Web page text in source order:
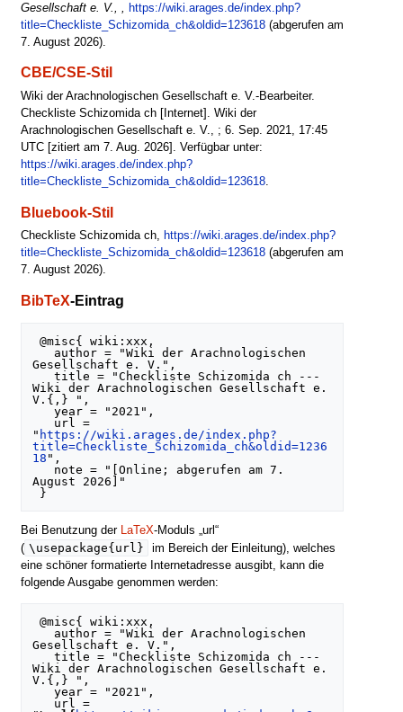
Gesellschaft e. V., , https://wiki.arages.de/index.php?
title=Checkliste_Schizomida_ch&oldid=123618(abgerufen am
7. August 2026).
CBE/CSE-Stil
Wiki der Arachnologischen Gesellschaft e. V.-Bearbeiter.
Checkliste Schizomida ch [Internet]. Wiki der
Arachnologischen Gesellschaft e. V., ; 6. Sep. 2021, 17:45
UTC [zitiert am 7. Aug. 2026]. Verfügbar unter:
https://wiki.arages.de/index.php?
title=Checkliste_Schizomida_ch&oldid=123618.
Bluebook-Stil
Checkliste Schizomida ch, https://wiki.arages.de/index.php?
title=Checkliste_Schizomida_ch&oldid=123618(abgerufen am
7. August 2026).
BibTeX-Eintrag
@misc{ wiki:xxx,
Gesellschaft e. V.",
   title = "Checkliste Schizomida ch ---
Wiki der Arachnologischen Gesellschaft e.
V.{,} ",
   year = "2021",
" https://wiki.arages.de/index.php?
title=Checkliste_Schizomida_ch&oldid=1236
18 ",
August 2026]"
Bei Benutzung der LaTeX-Moduls „url“
( \usepackage{url}
im Bereich der Einleitung), welches
eine schöner formatierte Internetadresse ausgibt, kann die
folgende Ausgabe genommen werden:
@misc{ wiki:xxx,
Gesellschaft e. V.",
   title = "Checkliste Schizomida ch ---
Wiki der Arachnologischen Gesellschaft e.
V.{,} ",
   year = "2021",